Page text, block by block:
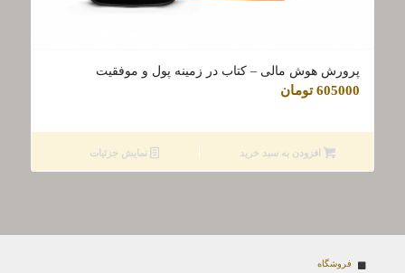
پرورش هوش مالی – کتاب در زمینه پول و موفقیت
605000 تومان
افزودن به سبد خرید نمایش جزئیات
فروشگاه